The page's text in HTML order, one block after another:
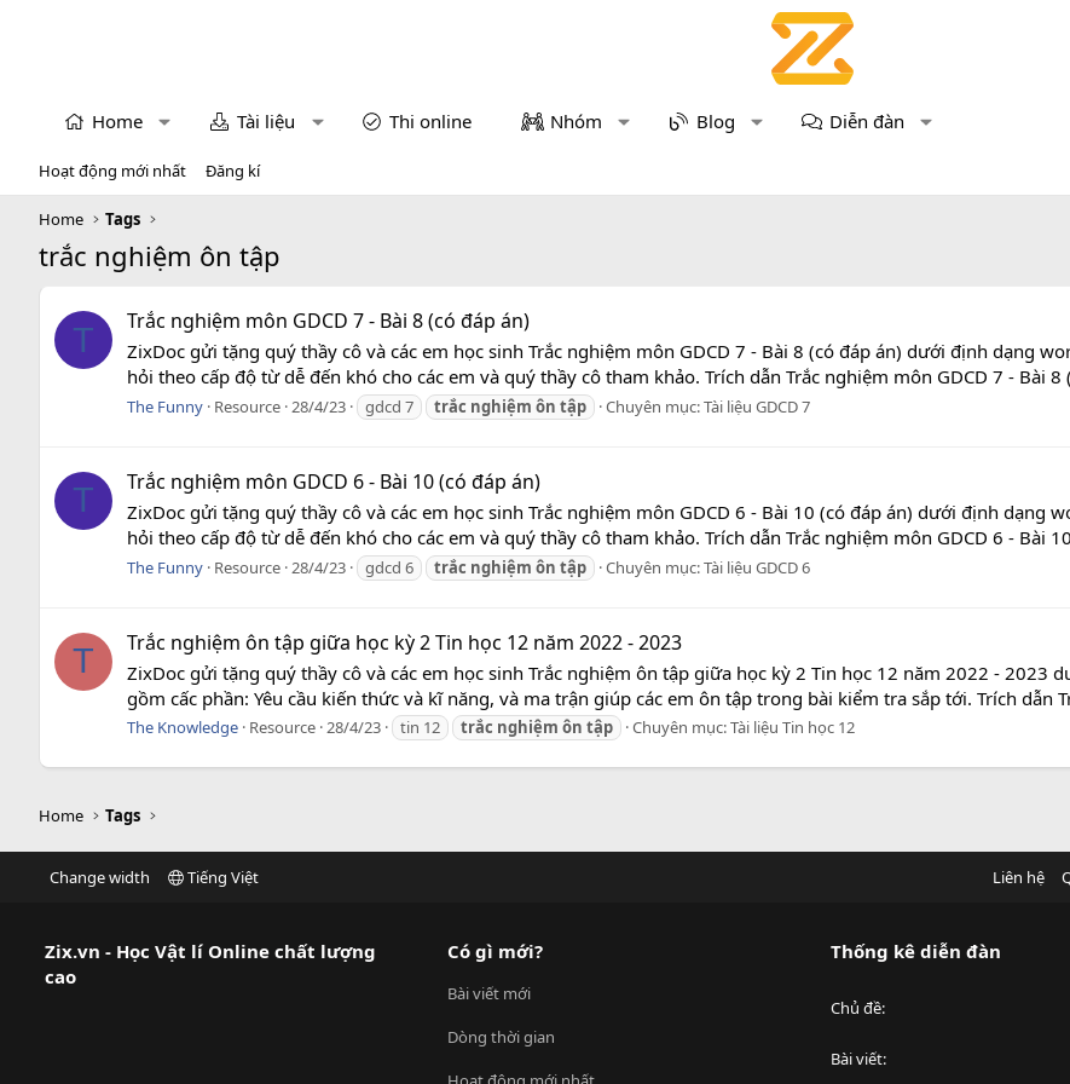
Home Tài liệu Thi online Nhóm Blog Diễn đàn
Hoạt động mới nhất Đăng kí
Home Tags
trắc nghiệm ôn tập
T Trắc nghiệm môn GDCD 7 - Bài 8 (có đáp án)
ZixDoc gửi tặng quý thầy cô và các em học sinh Trắc nghiệm môn GDCD 7 - Bài 8 (có đáp án) dưới định dạng
hỏi theo cấp độ từ dễ đến khó cho các em và quý thầy cô tham khảo. Trích dẫn Trắc nghiệm môn GDCD 7 - Bài 8
The Funny Resource 28/4/23 gdcd 7 trắc nghiệm ôn tập Chuyên mục:Tài liệu GDCD 7
T Trắc nghiệm môn GDCD 6 - Bài 10 (có đáp án)
ZixDoc gửi tặng quý thầy cô và các em học sinh Trắc nghiệm môn GDCD 6 - Bài 10 (có đáp án) dưới định dạng
hỏi theo cấp độ từ dễ đến khó cho các em và quý thầy cô tham khảo. Trích dẫn Trắc nghiệm môn GDCD 6 - Bài
The Funny Resource 28/4/23 gdcd 6 trắc nghiệm ôn tập Chuyên mục:Tài liệu GDCD 6
T Trắc nghiệm ôn tập giữa học kỳ 2 Tin học 12 năm 2022 - 2023
ZixDoc gửi tặng quý thầy cô và các em học sinh Trắc nghiệm ôn tập giữa học kỳ 2 Tin học 12 năm 2022 - 2023
gồm cấc phần: Yêu cầu kiến thức và kĩ năng, và ma trận giúp các em ôn tập trong bài kiểm tra sắp tới. Trích dẫn
The Knowledge Resource 28/4/23 tin 12 trắc nghiệm ôn tập Chuyên mục:Tài liệu Tin học 12
Home Tags
Change width Tiếng Việt Liên hệ
Zix.vn - Học Vật lí Online chất lượng
cao
Có gì mới?
Bài viết mới
Dòng thời gian
Thống kê diễn đàn
Chủ đề
Bài viết